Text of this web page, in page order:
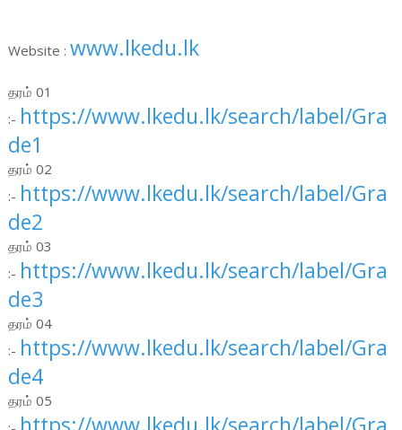
Website : www.lkedu.lk
தரம் 01
:- https://www.lkedu.lk/search/label/Gra
de1
தரம் 02
:- https://www.lkedu.lk/search/label/Gra
de2
தரம் 03
:- https://www.lkedu.lk/search/label/Gra
de3
தரம் 04
:- https://www.lkedu.lk/search/label/Gra
de4
தரம் 05